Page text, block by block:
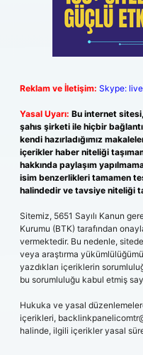
Reklam ve İletişim: Skype:
Yasal Uyarı: Bu internet
şahıs şirketi ile hiçbir
kendi hazırladığımız
içerikler haber niteliği
hakkında paylaşım
isim benzerlikleri tamamen
halindedir ve tavsiye niteliği
Sitemiz, 5651 Sayılı Kanun
Kurumu (BTK) tarafından
vermektedir. Bu nedenle,
veya araştırma
yazdıkları içeriklerin
bu sorumluluğu kabul etmiş
Hukuka ve yasal
içerikleri,
halinde, ilgili içerikler yasal